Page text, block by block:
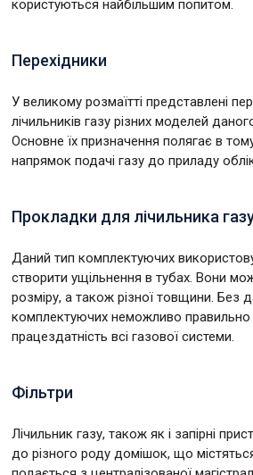
користуються найбільшим попитом.
Перехідники
У великому розмаїтті представлені
лічильників газу різних моделей
Основне їх призначення полягає в
напрямок подачі газу до приладу
Прокладки для лічильника
Даний тип комплектуючих
створити ущільнення в тубах. Вони
розміру, а також різної товщини. Без
комплектуючих неможливо правильно
працездатність всі газової системи.
Фільтри
Лічильник газу, також як і запірні
до різного роду домішок, що